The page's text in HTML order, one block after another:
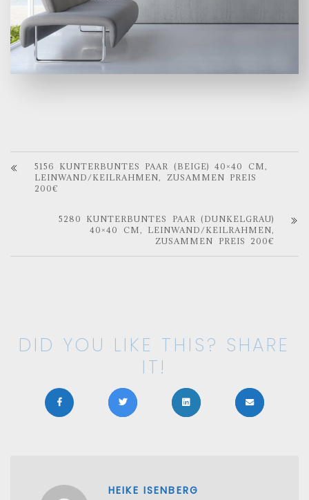
5156 KUNTERBUNTES PAAR (BEIGE) 40×40 CM,
LEINWAND/KEILRAHMEN, ZUSAMMEN PREIS
200€
5280 KUNTERBUNTES PAAR (DUNKELGRAU)
40×40 CM, LEINWAND/KEILRAHMEN,
ZUSAMMEN PREIS 200€
DID YOU LIKE THIS? SHARE
IT!
HEIKE ISENBERG